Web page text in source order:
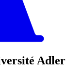
Adler